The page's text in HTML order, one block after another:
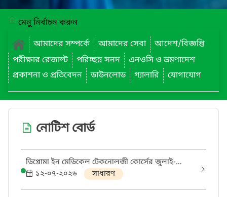
মেনু নির্বাচন করুন
আমাদের সম্পর্কে
আমাদের সেবা
আদেশ/বিজ্ঞপ্তি
পরীক্ষার রেজাল্ট
পরিচ্ছন্ন সনদ
এনওসি ও ভ্রমণাদেশ
প্রকাশনা ও প্রতিবেদন
ডাউনলোড গ্যালারি যোগাযোগ
নোটিশ বোর্ড
ডিপ্লোমা ইন মেডিকেল টেকনোলজী কোর্সের জুলাই-
২০২৫ইং লিখিত পরীক্ষার সময়সূচী
১২-০৭-২০২৬ সাধারণ